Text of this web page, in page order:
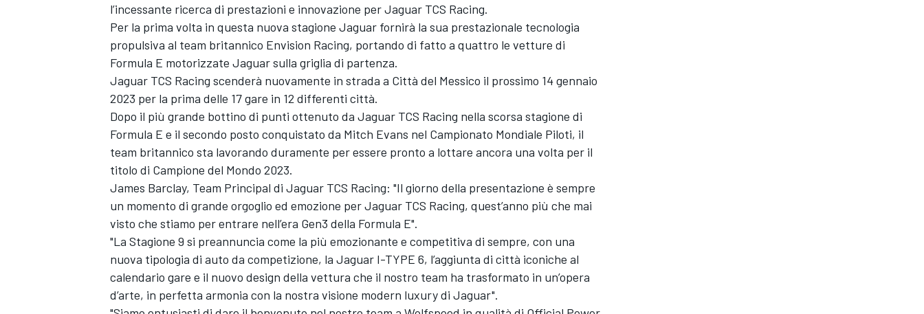
l’incessante ricerca di prestazioni e innovazione per Jaguar TCS Racing.
Per la prima volta in questa nuova stagione Jaguar fornirà la sua prestazionale tecnologia
propulsiva al team britannico Envision Racing, portando di fatto a quattro le vetture di
Formula E motorizzate Jaguar sulla griglia di partenza.
Jaguar TCS Racing scenderà nuovamente in strada a Città del Messico il prossimo 14 gennaio
2023 per la prima delle 17 gare in 12 differenti città.
Dopo il più grande bottino di punti ottenuto da Jaguar TCS Racing nella scorsa stagione di
Formula E e il secondo posto conquistato da Mitch Evans nel Campionato Mondiale Piloti, il
team britannico sta lavorando duramente per essere pronto a lottare ancora una volta per il
titolo di Campione del Mondo 2023.
James Barclay, Team Principal di Jaguar TCS Racing: "Il giorno della presentazione è sempre
un momento di grande orgoglio ed emozione per Jaguar TCS Racing, quest’anno più che mai
visto che stiamo per entrare nell’era Gen3 della Formula E".
"La Stagione 9 si preannuncia come la più emozionante e competitiva di sempre, con una
nuova tipologia di auto da competizione, la Jaguar I-TYPE 6, l’aggiunta di città iconiche al
calendario gare e il nuovo design della vettura che il nostro team ha trasformato in un’opera
d’arte, in perfetta armonia con la nostra visione modern luxury di Jaguar".